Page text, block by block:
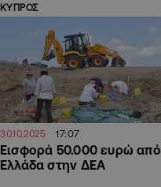
ΚΥΠΡΟΣ
30.10.2025 17:07
Εισφορά 50.000 ευρώ από
Ελλάδα στην ΔΕΑ